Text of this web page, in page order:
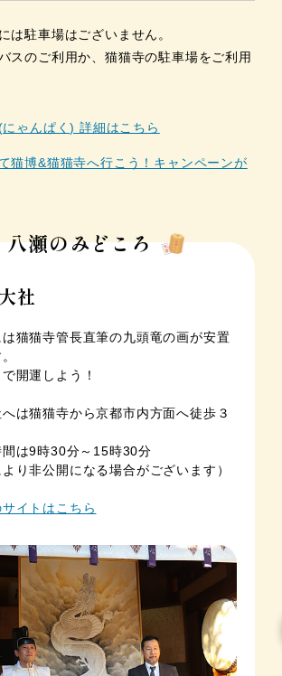
は駐車場はございません。
スのご利用か、猫猫寺の駐車場をご利用
ゃんぱく) 詳細はこちら
猫博&猫猫寺へ行こう！キャンペーンが
八瀬のみどころ
社
猫猫寺管長直筆の九頭竜の画が安置
開運しよう！
は猫猫寺から京都市内方面へ徒歩３
は9時30分～15時30分
より非公開になる場合がございます）
イトはこちら